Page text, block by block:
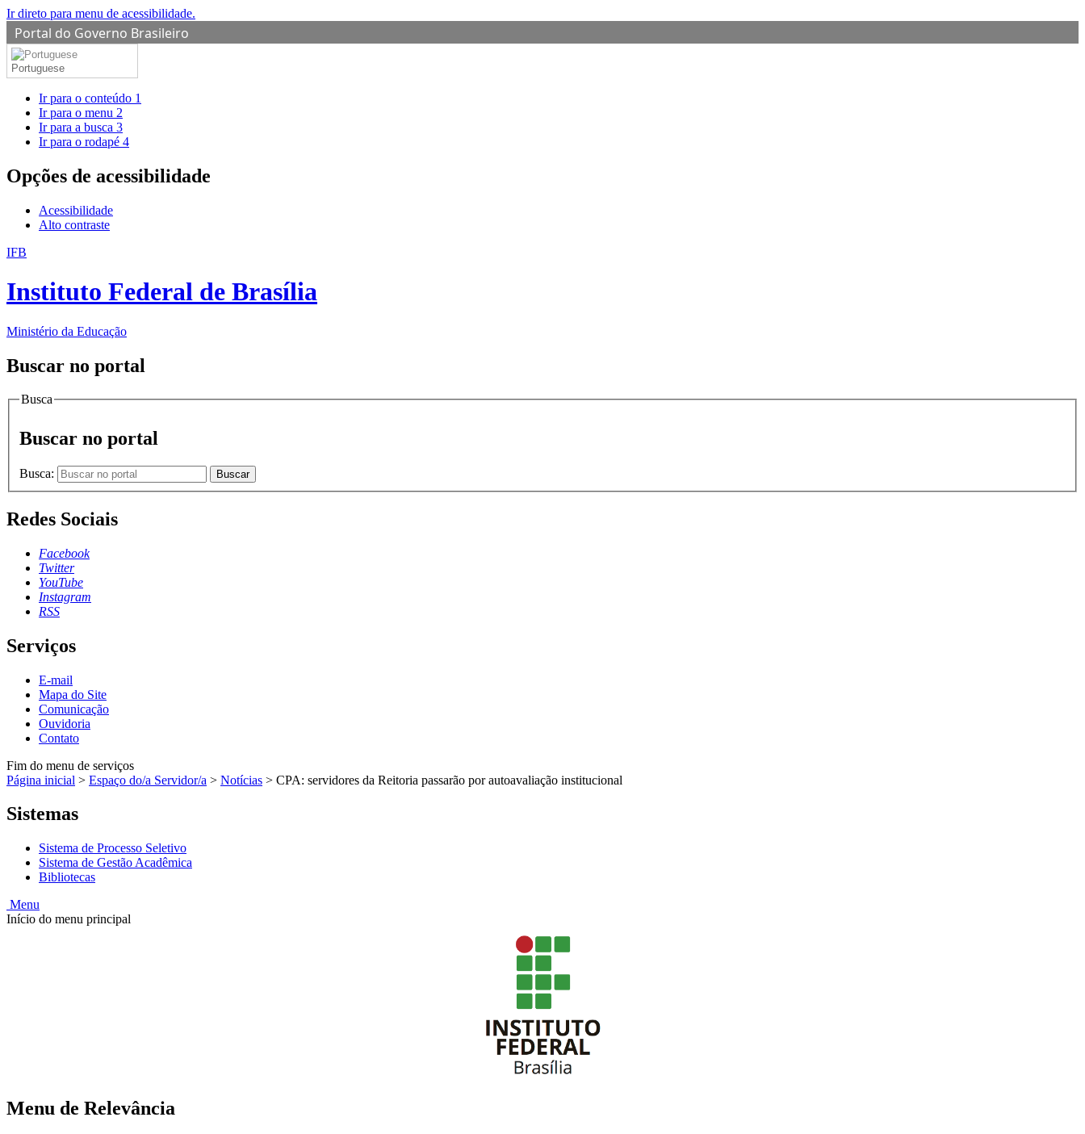
Ir direto para menu de acessibilidade.
Portal do Governo Brasileiro
Portuguese
Ir para o conteúdo 1
Ir para o menu 2
Ir para a busca 3
Ir para o rodapé 4
Opções de acessibilidade
Acessibilidade
Alto contraste
IFB
Instituto Federal de Brasília
Ministério da Educação
Buscar no portal
Busca
Buscar no portal
Busca: Buscar
Redes Sociais
Facebook
Twitter
YouTube
Instagram
RSS
Serviços
E-mail
Mapa do Site
Comunicação
Ouvidoria
Contato
Fim do menu de serviços
Página inicial > Espaço do/a Servidor/a > Notícias > CPA: servidores da Reitoria passarão por autoavaliação institucional
Sistemas
Sistema de Processo Seletivo
Sistema de Gestão Acadêmica
Bibliotecas
Menu
Início do menu principal
Menu de Relevância